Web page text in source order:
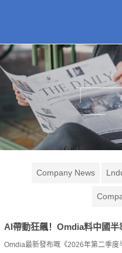
Company News
AI帶動狂飆！Omdia料中國半
Omdia最新發布嘅《2026年第二季